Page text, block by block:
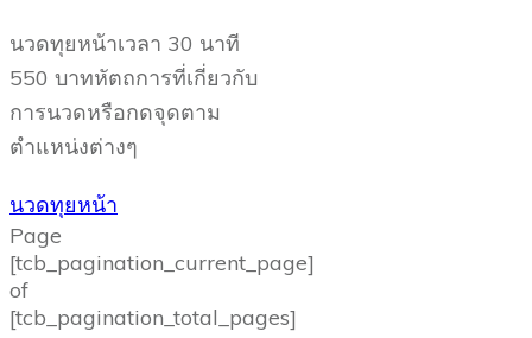
นวดทุยหน้าเวลา 30 นาที
550 บาทหัตถการที่เกี่ยวกับ
การนวดหรือกดจุดตาม
ตำแหน่งต่างๆ
นวดทุยหน้า
Page
[tcb_pagination_current_page]
of
[tcb_pagination_total_pages]